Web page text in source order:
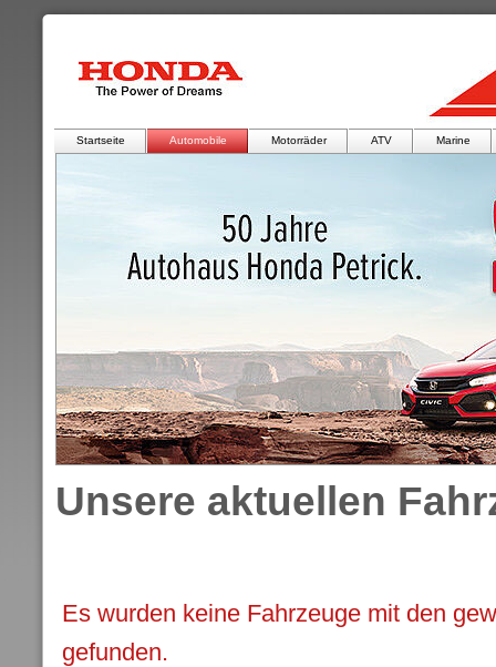
Startseite Automobile Motorräder ATV Marine
Unsere aktuellen
Es wurden keine Fahrzeuge mit den
gefunden.